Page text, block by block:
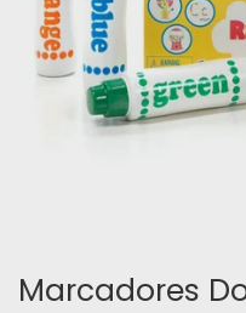
Marcadores